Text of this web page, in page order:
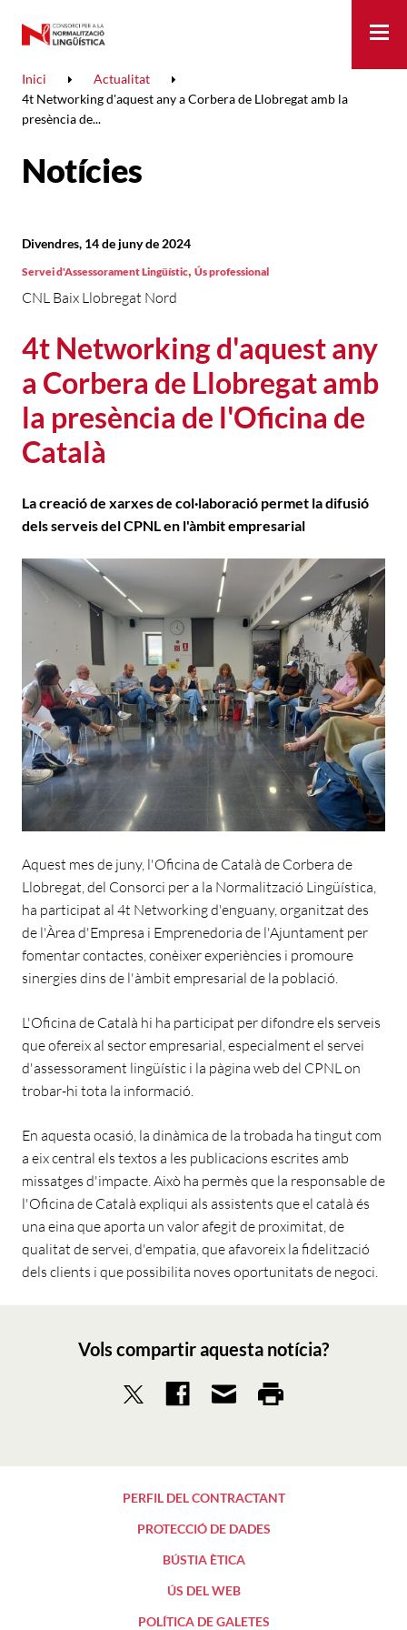
Inici
Actualitat
4t Networking d'aquest any a Corbera de Llobregat amb la
presència de...
Notícies
4t Networking d'aquest any
a Corbera de Llobregat amb
la presència de l'Oficina de
Català
CNL Baix Llobregat Nord
Divendres, 14 de juny de 2024
Servei d'Assessorament Lingüístic, Ús professional
La creació de xarxes de col·laboració permet la difusió
dels serveis del CPNL en l'àmbit empresarial
Aquest mes de juny, l'Oficina de Català de Corbera de
Llobregat, del Consorci per a la Normalització Lingüística,
ha participat al 4t Networking d'enguany, organitzat des
de l'Àrea d'Empresa i Emprenedoria de l'Ajuntament per
fomentar contactes, conèixer experiències i promoure
sinergies dins de l'àmbit empresarial de la població.
L'Oficina de Català hi ha participat per difondre els serveis
que ofereix al sector empresarial, especialment el servei
d'assessorament lingüístic i la pàgina web del CPNL on
trobar-hi tota la informació.
En aquesta ocasió, la dinàmica de la trobada ha tingut com
a eix central els textos a les publicacions escrites amb
missatges d'impacte. Això ha permès que la responsable de
l'Oficina de Català expliqui als assistents que el català és
una eina que aporta un valor afegit de proximitat, de
qualitat de servei, d'empatia, que afavoreix la fidelització
dels clients i que possibilita noves oportunitats de negoci.
Vols compartir aquesta notícia?
PERFIL DEL CONTRACTANT
PROTECCIÓ DE DADES
BÚSTIA ÈTICA
ÚS DEL WEB
POLÍTICA DE GALETES